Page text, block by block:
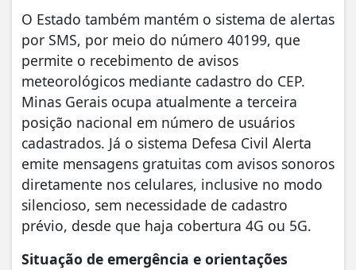
O Estado também mantém o sistema de alertas
por SMS, por meio do número 40199, que
permite o recebimento de avisos
meteorológicos mediante cadastro do CEP.
Minas Gerais ocupa atualmente a terceira
posição nacional em número de usuários
cadastrados. Já o sistema Defesa Civil Alerta
emite mensagens gratuitas com avisos sonoros
diretamente nos celulares, inclusive no modo
silencioso, sem necessidade de cadastro
prévio, desde que haja cobertura 4G ou 5G.
Situação de emergência e orientações